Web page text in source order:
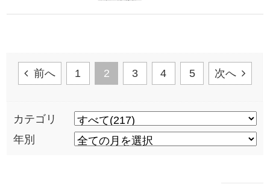
前へ 1 2 3 4 5 次へ
カテゴリ
年別